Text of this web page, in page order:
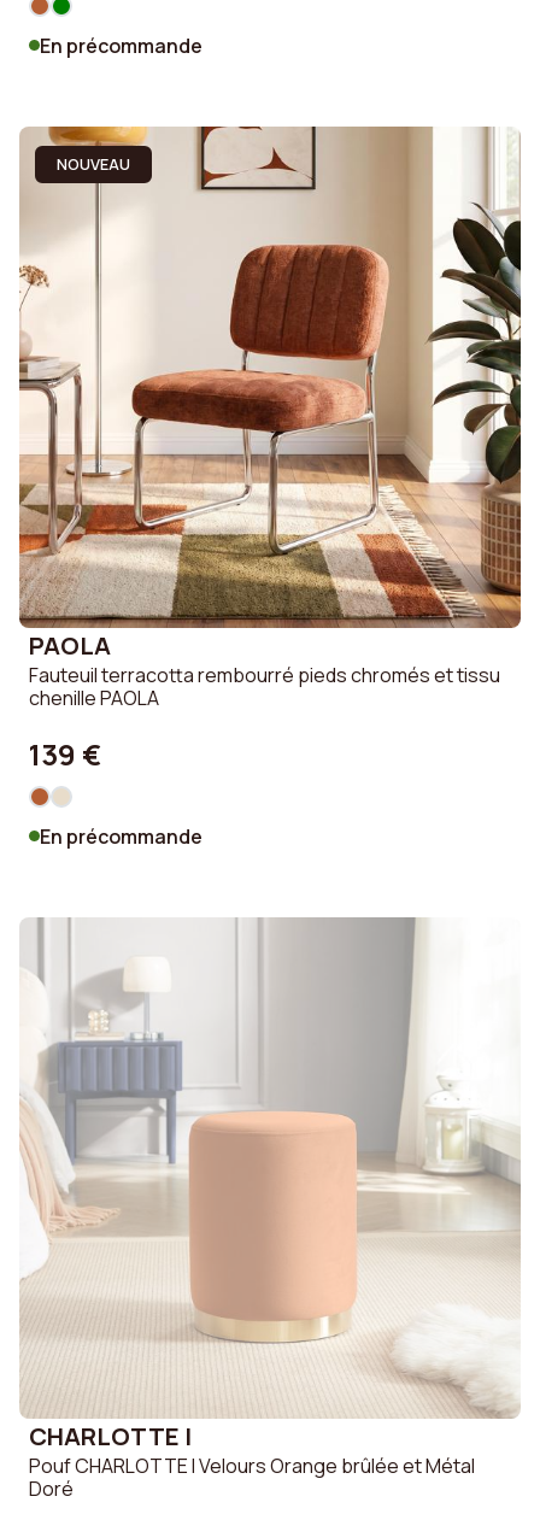
En précommande
NOUVEAU
PAOLA
Fauteuil terracotta rembourré pieds chromés et tissu
chenille PAOLA
139 €
En précommande
CHARLOTTE I
Pouf CHARLOTTE I Velours Orange brûlée et Métal
Doré